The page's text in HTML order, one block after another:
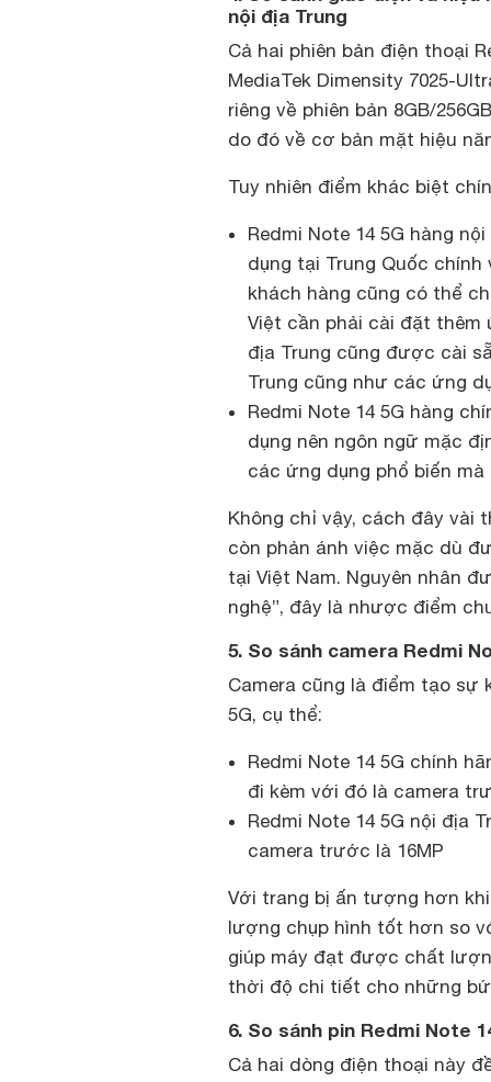
nội địa Trung
Cả hai phiên bản điện thoại
MediaTek Dimensity 7025-
riêng về phiên bản 8GB/
do đó về cơ bản mặt hiệu
Tuy nhiên điểm khác biệt
Redmi Note 14 5G hàng
dụng tại Trung Quốc
khách hàng cũng có thể
Việt cần phải cài đặt thêm
địa Trung cũng được cài
Trung cũng như các ứng
Redmi Note 14 5G hàng
dụng nên ngôn ngữ mặc
các ứng dụng phổ biến
Không chỉ vậy, cách đây vài
còn phản ánh việc mặc dù
tại Việt Nam. Nguyên nhân
nghệ”, đây là nhược điểm
5. So sánh camera Redmi
Camera cũng là điểm tạo sự
5G, cụ thể:
Redmi Note 14 5G chính
đi kèm với đó là camera
Redmi Note 14 5G nội địa
camera trước là 16MP
Với trang bị ấn tượng hơn
lượng chụp hình tốt hơn so
giúp máy đạt được chất
thời độ chi tiết cho những
6. So sánh pin Redmi Note
Cả hai dòng điện thoại này